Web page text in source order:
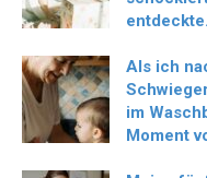
entdeckte.
Als ich
im
Moment